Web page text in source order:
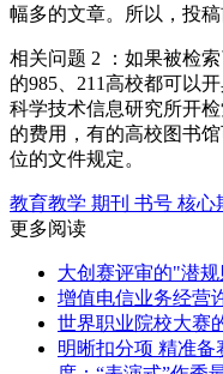
幅多的文章。所以，投
相关问题 2 ：如果被检
的985、211高校都可以
科学技术信息研究所开
的费用，有的高校图书
位的文件规定。
教育教学 期刊 书号 核心
更多阅读
大创赛评审的"潜
增值电信业务经营
世界职业院校大赛
明晰扣分项 精准